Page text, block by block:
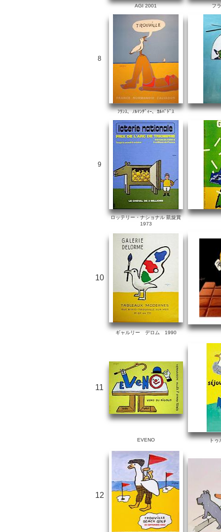
AGI 2001 フ
8
ﾌﾗﾝｽ、ﾉﾙﾏﾝﾃﾞｨｰ、ｶﾙﾊﾞﾄﾞｽ
9
ロッテリー・ナショナル 凱旋賞
1973
10
ギャルリー デロム 1990
11
EVENO トゥ
12